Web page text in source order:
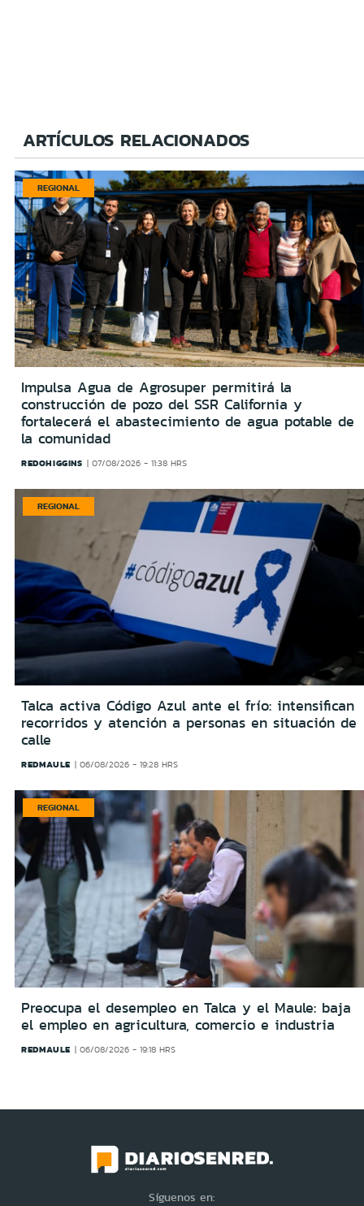
ARTÍCULOS RELACIONADOS
REGIONAL
Impulsa Agua de Agrosuper permitirá la
construcción de pozo del SSR California y
fortalecerá el abastecimiento de agua potable de
la comunidad
REDOHIGGINS 07/08/2026 - 11:38 HRS
REGIONAL
Talca activa Código Azul ante el frío: intensifican
recorridos y atención a personas en situación de
calle
REDMAULE 06/08/2026 - 19:28 HRS
REGIONAL
Preocupa el desempleo en Talca y el Maule: baja
el empleo en agricultura, comercio e industria
REDMAULE 06/08/2026 - 19:18 HRS
Síguenos en: